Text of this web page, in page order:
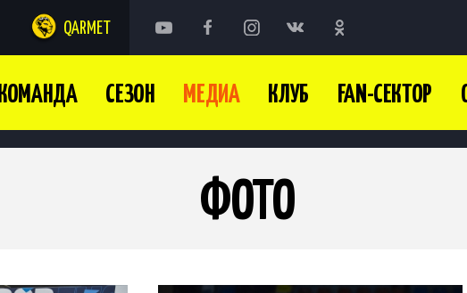
QARMET
КОМАНДА СЕЗОН МЕДИА КЛУБ FAN-СЕКТОР
ФОТО